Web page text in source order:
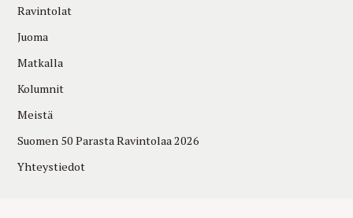
Ravintolat
Juoma
Matkalla
Kolumnit
Meistä
Suomen 50 Parasta Ravintolaa 2026
Yhteystiedot